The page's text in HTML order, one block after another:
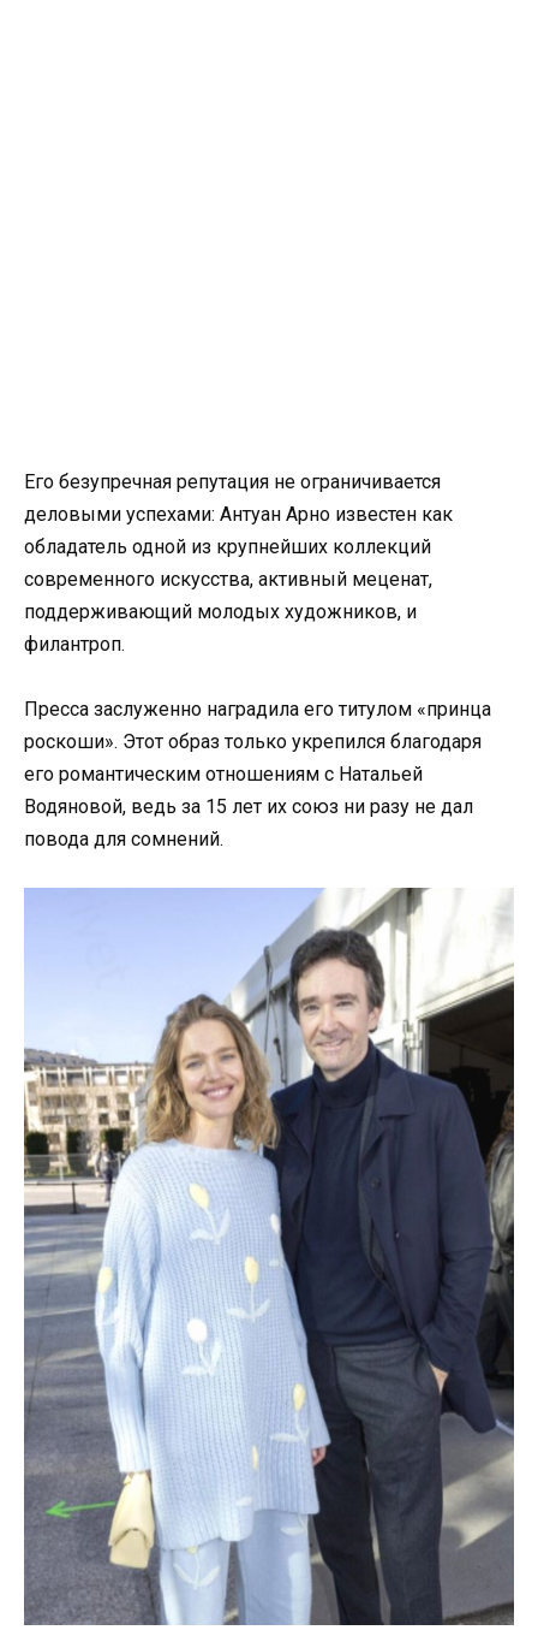
Его безупречная репутация не ограничивается
деловыми успехами: Антуан Арно известен как
обладатель одной из крупнейших коллекций
современного искусства, активный меценат,
поддерживающий молодых художников, и
филантроп.
Пресса заслуженно наградила его титулом «принца
роскоши». Этот образ только укрепился благодаря
его романтическим отношениям с Натальей
Водяновой, ведь за 15 лет их союз ни разу не дал
повода для сомнений.